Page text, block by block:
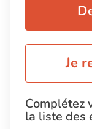
Je
Complétez
la liste des